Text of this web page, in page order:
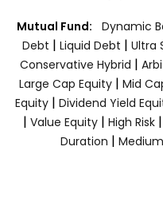
Mutual Fund: Dynamic
Debt | Liquid Debt | Ultra
Conservative Hybrid |
Large Cap Equity | Mid
Equity| Dividend Yield
| Value Equity | High Risk |
Duration |